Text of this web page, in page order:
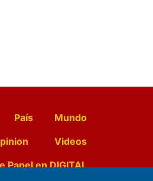
País
Mundo
Videos
Papel en DIGITAL